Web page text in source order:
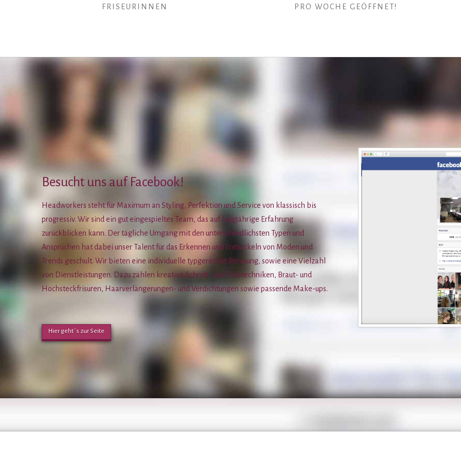
FRISEURINNEN PRO WOCHE GEÖFFNET!
Besucht uns auf Facebook!
Headworkers steht für Maximum an Styling, Perfektion und Service von klassisch bis
progressiv. Wir sind ein gut eingespieltes Team, das auf langjährige Erfahrung
zurückblicken kann. Der tägliche Umgang mit den unterschiedlichsten Typen und
Ansprüchen hat dabei unser Talent für das Erkennen und Entwickeln von Moden und
Trends geschult. Wir bieten eine individuelle typgerechte Beratung, sowie eine Vielzahl
von Dienstleistungen. Dazu zählen kreative Schnitt- und Farbtechniken, Braut- und
Hochsteckfrisuren, Haarverlängerungen- und Verdichtungen sowie passende Make-ups.
Hier geht´s zur Seite